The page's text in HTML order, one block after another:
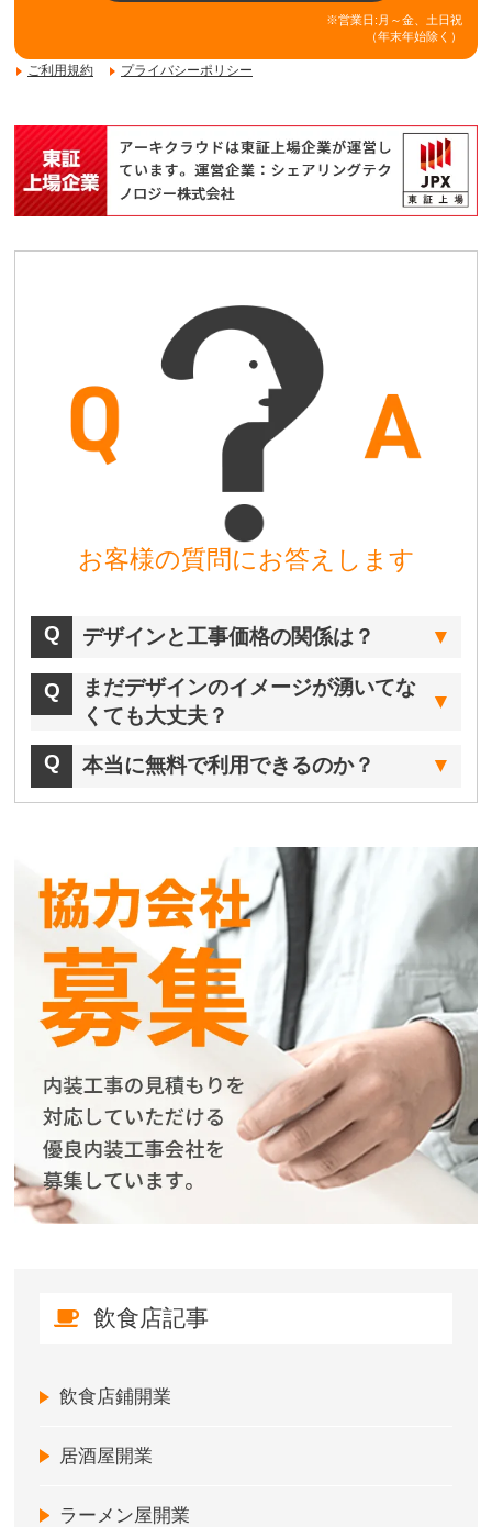
※営業日:月～金、土日祝
（年末年始除く）
ご利用規約 プライバシーポリシー
お客様の質問にお答えします
デザインと工事価格の関係は？
まだデザインのイメージが湧いてな
くても大丈夫？
本当に無料で利用できるのか？
飲食店記事
飲食店鋪開業
居酒屋開業
ラーメン屋開業